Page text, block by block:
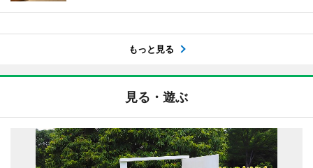
もっと見る
見る・遊ぶ